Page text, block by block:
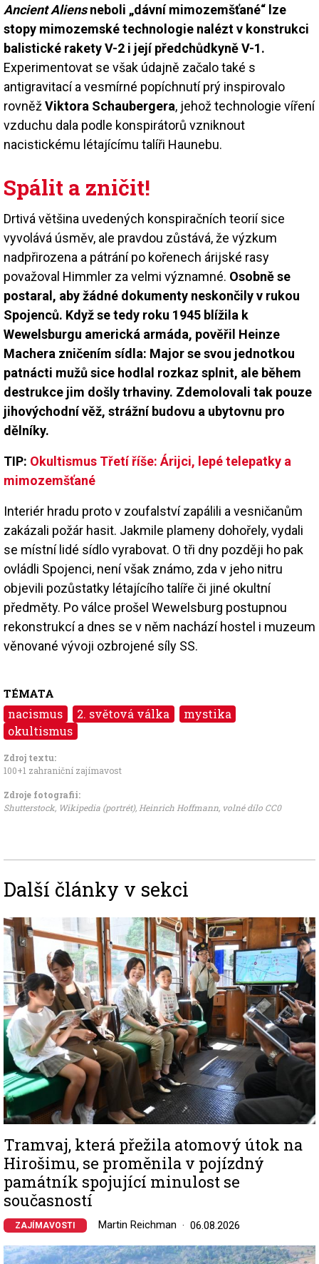
Ancient Aliensneboli „dávní mimozemšťané“ lze
stopy mimozemské technologie nalézt v konstrukci
balistické rakety V-2 i její předchůdkyně V-1.
Experimentovat se však údajně začalo také s
antigravitací a vesmírné popíchnutí prý inspirovalo
rovněžViktora Schaubergera, jehož technologie víření
vzduchu dala podle konspirátorů vzniknout
nacistickému létajícímu talíři Haunebu.
Spálit a zničit!
Drtivá většina uvedených konspiračních teorií sice
vyvolává úsměv, ale pravdou zůstává, že výzkum
nadpřirozena a pátrání po kořenech árijské rasy
považoval Himmler za velmi významné. Osobně se
postaral, aby žádné dokumenty neskončily v rukou
Spojenců. Když se tedy roku 1945 blížila k
Wewelsburgu americká armáda, pověřil Heinze
Machera zničením sídla: Major se svou jednotkou
patnácti mužů sice hodlal rozkaz splnit, ale během
destrukce jim došly trhaviny. Zdemolovali tak pouze
jihovýchodní věž, strážní budovu a ubytovnu pro
dělníky.
TIP: Okultismus Třetí říše: Árijci, lepé telepatky a
mimozemšťané
Interiér hradu proto v zoufalství zapálili a vesničanům
zakázali požár hasit. Jakmile plameny dohořely, vydali
se místní lidé sídlo vyrabovat. O tři dny později ho pak
ovládli Spojenci, není však známo, zda v jeho nitru
objevili pozůstatky létajícího talíře či jiné okultní
předměty. Po válce prošel Wewelsburg postupnou
rekonstrukcí a dnes se v něm nachází hostel i muzeum
věnované vývoji ozbrojené síly SS.
TÉMATA
nacismus 2. světová válka
mystika
okultismus
Zdroj textu:
100+1 zahraniční zajímavost
Zdroje fotografii:
Shutterstock, Wikipedia (portrét), Heinrich Hoffmann, volné dílo CC0
Další články v sekci
Image
Tramvaj, která přežila atomový útok na
Hirošimu, se proměnila v pojízdný
památník spojující minulost se
současností
ZAJÍMAVOSTI Martin Reichman 06.08.2026
Image